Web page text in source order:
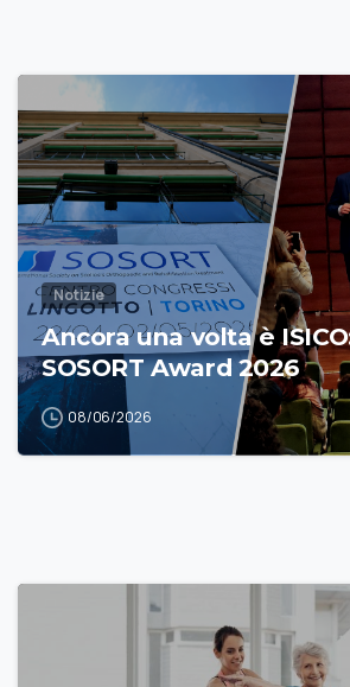
Notizie
Ancora una volta è
SOSORT Award 2026
08/06/2026